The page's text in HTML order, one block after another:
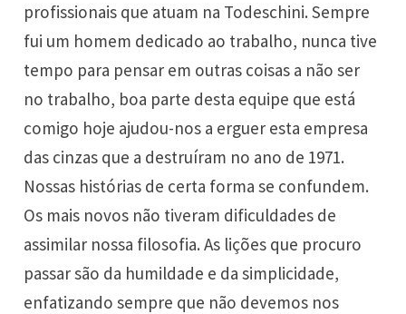
profissionais que atuam na Todeschini. Sempre
fui um homem dedicado ao trabalho, nunca tive
tempo para pensar em outras coisas a não ser
no trabalho, boa parte desta equipe que está
comigo hoje ajudou-nos a erguer esta empresa
das cinzas que a destruíram no ano de 1971.
Nossas histórias de certa forma se confundem.
Os mais novos não tiveram dificuldades de
assimilar nossa filosofia. As lições que procuro
passar são da humildade e da simplicidade,
enfatizando sempre que não devemos nos